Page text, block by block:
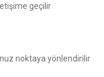
geçilir
noktaya yönlendirilir